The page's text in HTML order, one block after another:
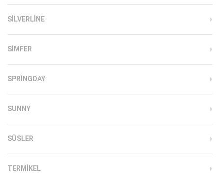
SILVERLINE
SIMFER
SPRINGDAY
SUNNY
SÜSLER
TERMIKEL